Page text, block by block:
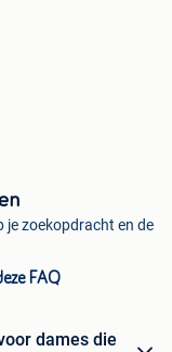
je zoekopdracht en de
FAQ
dames die